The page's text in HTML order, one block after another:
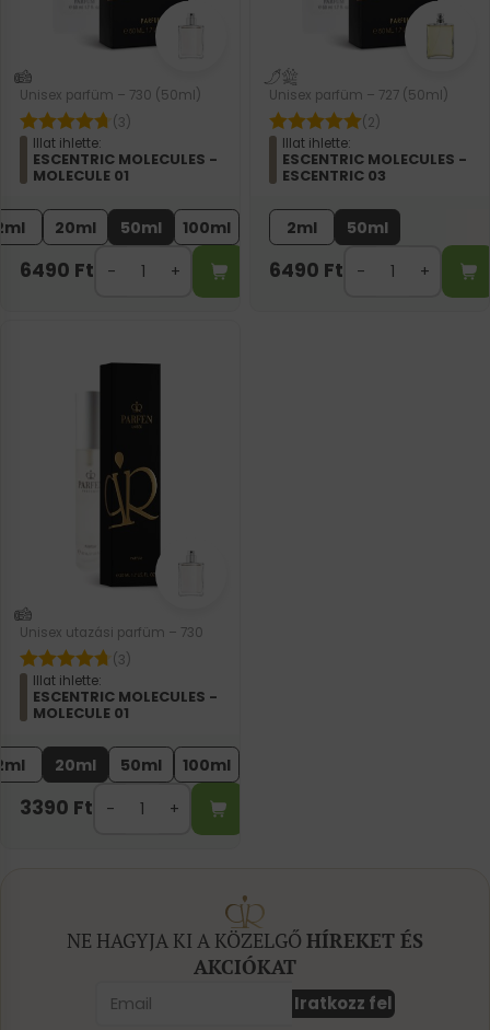
Unisex parfüm – 730 (50ml)
(3)
Illat ihlette:
ESCENTRIC MOLECULES -
MOLECULE 01
20ml 50ml 100ml
6490 Ft
Unisex parfüm – 727 (50ml)
(2)
Illat ihlette:
ESCENTRIC MOLECULES -
ESCENTRIC 03
2ml 50ml
6490 Ft
Unisex utazási parfüm – 730
(3)
Illat ihlette:
ESCENTRIC MOLECULES -
MOLECULE 01
20ml 50ml 100ml
3390 Ft
NE HAGYJA KI A KÖZELGŐ HÍREKET ÉS
AKCIÓKAT
Iratkozz fel